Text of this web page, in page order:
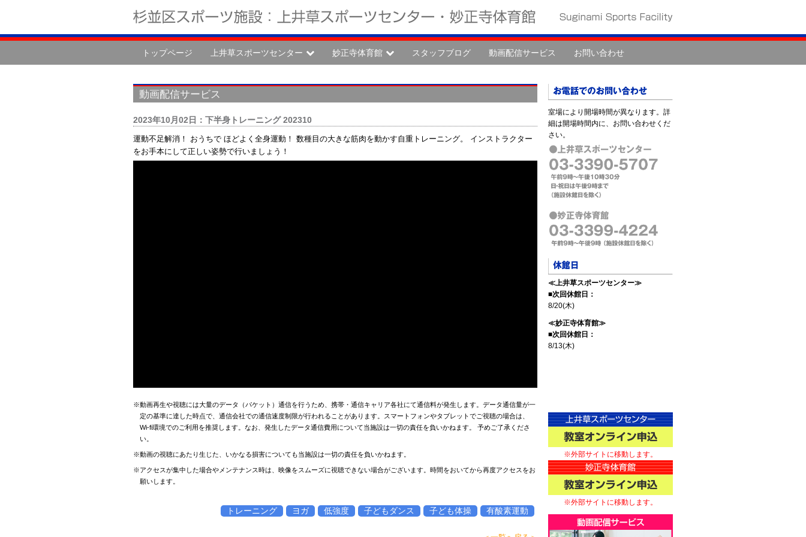
トップページ 上井草スポーツセンター 妙正寺体育館 スタッフブログ 動画配信サービス お問い合わせ
動画配信サービス
2023年10月02日：下半身トレーニング 202310
運動不足解消！ おうちで ほどよく全身運動！ 数種目の大きな筋肉を動かす自重トレーニング。 インストラクター
をお手本にして正しい姿勢で行いましょう！
※動画再生や視聴には大量のデータ（パケット）通信を行うため、携帯・通信キャリア各社にて通信料が発生します。データ通信量が一
定の基準に達した時点で、通信会社での通信速度制限が行われることがあります。スマートフォンやタブレットでご視聴の場合は、
Wi-fi環境でのご利用を推奨します。なお、発生したデータ通信費用について当施設は一切の責任を負いかねます。 予めご了承くださ
い。
※動画の視聴にあたり生じた、いかなる損害についても当施設は一切の責任を負いかねます。
※アクセスが集中した場合やメンテナンス時は、映像をスムーズに視聴できない場合がございます。時間をおいてから再度アクセスをお
願いします。
トレーニング ヨガ 低強度 子どもダンス 子ども体操 有酸素運動
室場により開場時間が異なります。詳
細は開場時間内に、お問い合わせくだ
さい。
≪上井草スポーツセンター≫
■次回休館日：
8/20(木)
≪妙正寺体育館≫
■次回休館日：
8/13(木)
※外部サイトに移動します。
※外部サイトに移動します。